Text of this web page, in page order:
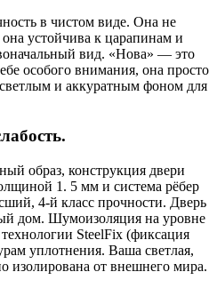
в чистом виде. Она не
устойчива к царапинам и
вид. «Нова» — это
особого внимания, она просто
и аккуратным фоном для
образ, конструкция двери
1. 5 мм и система рёбер
4-й класс прочности. Дверь
дом. Шумоизоляция на уровне
технологии SteelFix (фиксация
уплотнения. Ваша светлая,
изолирована от внешнего мира.